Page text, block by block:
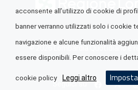
© 2026 Lombardia Quotidiano è
Seguici su
acconsente all’utilizzo di cookie di
banner verranno utilizzati solo i cookie
navigazione e alcune funzionalità
essere disponibili. Per conoscere i
cookie policy Leggi altro